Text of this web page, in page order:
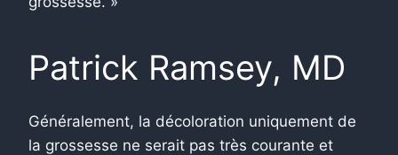
Patrick Ramsey, MD
Généralement, la décoloration uniquement de
la grossesse ne serait pas très courante et